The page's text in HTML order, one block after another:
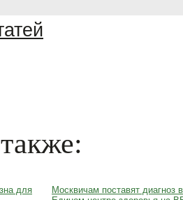
для
Москвичам поставят диагноз в